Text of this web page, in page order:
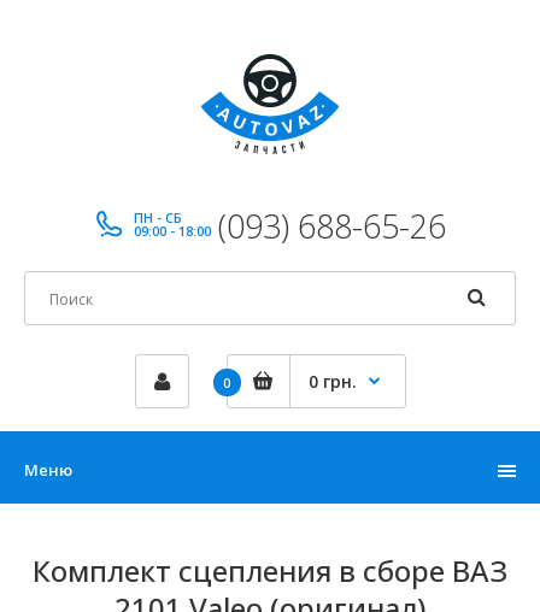
ПН - СБ
09:00 - 18:00 (093) 688-65-26
0 0 грн.
Меню
Комплект сцепления в сборе ВАЗ